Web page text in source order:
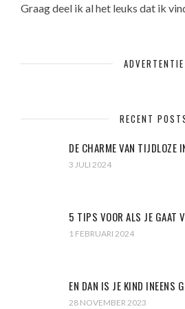
Graag deel ik al het leuks dat ik
ADVERTENTIE
RECENT
DE CHARME VAN TIJDLOZE
3 JULI 2024
5 TIPS VOOR ALS JE GAAT
1 FEBRUARI 2024
EN DAN IS JE KIND INEENS
28 NOVEMBER 2023